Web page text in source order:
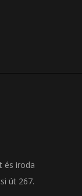
és iroda
út 267.